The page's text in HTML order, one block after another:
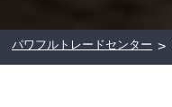
パワフルトレードセンター >